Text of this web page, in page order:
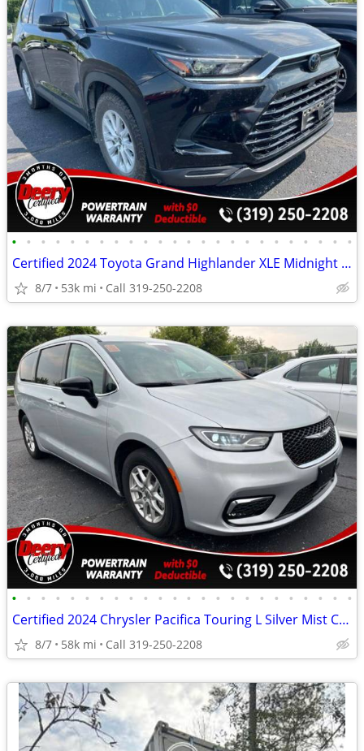
• • • • • • • • • • • • • • • • • • • • • • • •
Certified 2024 Toyota Grand Highlander XLE Midnight Black Metallic
8/7 53k mi Call 319-250-2208
• • • • • • • • • • • • • • • • • • • • • • • •
Certified 2024 Chrysler Pacifica Touring L Silver Mist Clearcoat
8/7 58k mi Call 319-250-2208